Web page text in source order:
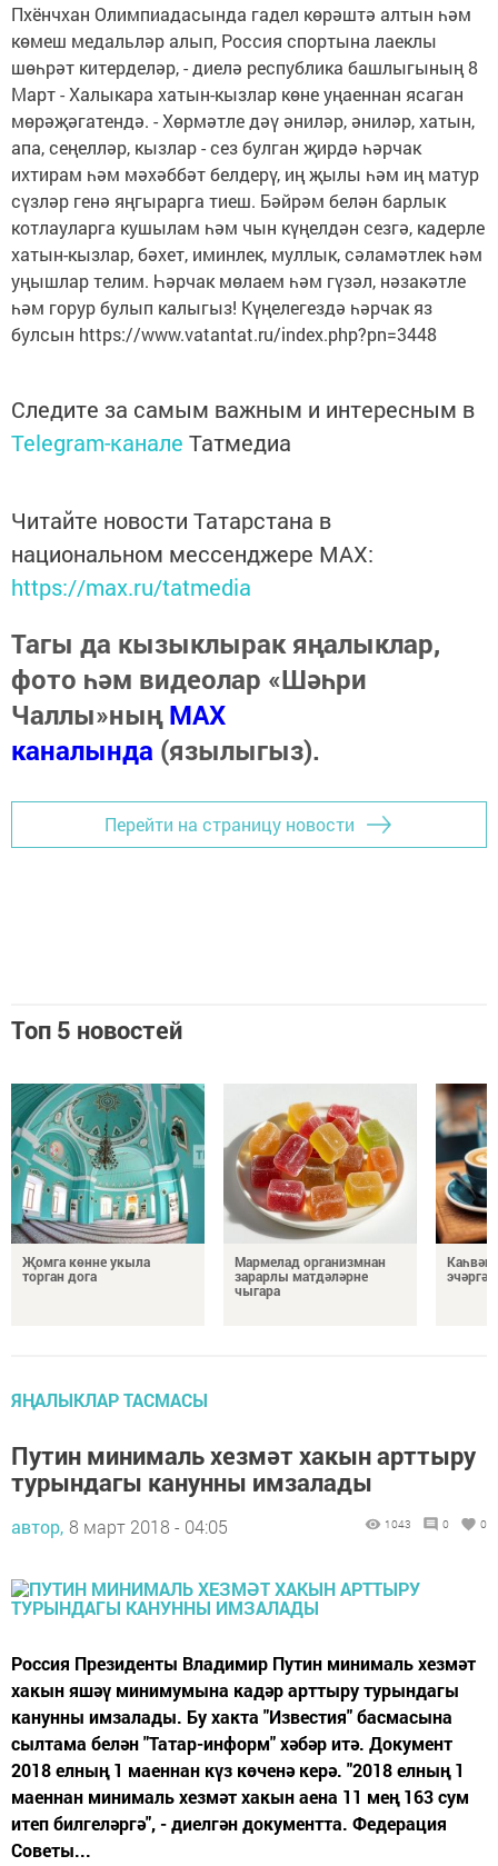
Пхёнчхан Олимпиадасында гадел көрәштә алтын һәм
көмеш медальләр алып, Россия спортына лаеклы
шөһрәт китерделәр, - диелә республика башлыгының 8
Март - Халыкара хатын-кызлар көне уңаеннан ясаган
мөрәҗәгатендә. - Хөрмәтле дәү әниләр, әниләр, хатын,
апа, сеңелләр, кызлар - сез булган җирдә һәрчак
ихтирам һәм мәхәббәт белдерү, иң җылы һәм иң матур
сүзләр генә яңгырарга тиеш. Бәйрәм белән барлык
котлауларга кушылам һәм чын күңелдән сезгә, кадерле
хатын-кызлар, бәхет, иминлек, муллык, сәламәтлек һәм
уңышлар телим. Һәрчак мөлаем һәм гүзәл, нәзакәтле
һәм горур булып калыгыз! Күңелегездә һәрчак яз
булсын https://www.vatantat.ru/index.php?pn=3448
Следите за самым важным и интересным в
Telegram-канале Татмедиа
Читайте новости Татарстана в
национальном мессенджере MАХ:
https://max.ru/tatmedia
Тагы да кызыклырак яңалыклар,
фото һәм видеолар «Шәһри
Чаллы»ныңMAX
каналында (язылыгыз).
Перейти на страницу новости
Топ 5 новостей
Җомга көнне укыла
торган дога
Мармелад организмнан
зарарлы матдәләрне
чыгара
эчәргә
ЯҢАЛЫКЛАР ТАСМАСЫ
Путин минималь хезмәт хакын арттыру
турындагы канунны имзалады
автор, 8 март 2018 - 04:05 1043 0 0
Россия Президенты Владимир Путин минималь хезмәт
хакын яшәү минимумына кадәр арттыру турындагы
канунны имзалады. Бу хакта "Известия" басмасына
сылтама белән "Татар-информ" хәбәр итә. Документ
2018 елның 1 маеннан күз көченә керә. "2018 елның 1
маеннан минималь хезмәт хакын аена 11 мең 163 сум
итеп билгеләргә", - диелгән документта. Федерация
Советы...